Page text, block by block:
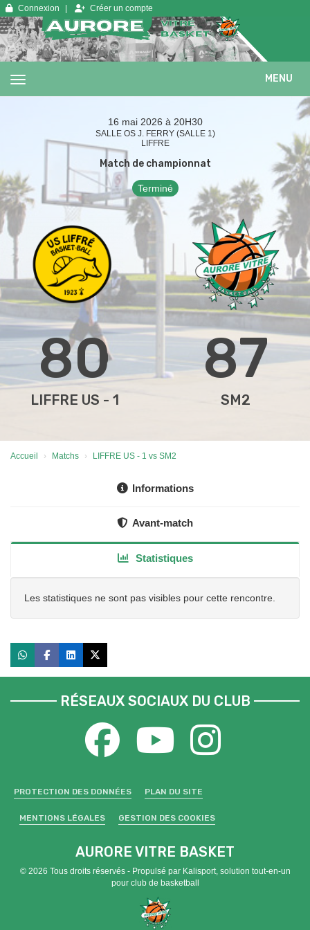
Connexion Créer un compte
MENU
16 mai 2026 à 20H30
SALLE OS J. FERRY (SALLE 1)
LIFFRE
Match de championnat
Terminé
80 87
LIFFRE US - 1 SM2
Accueil Matchs LIFFRE US - 1 vs SM2
Informations
Avant-match
Statistiques
Les statistiques ne sont pas visibles pour cette rencontre.
RÉSEAUX SOCIAUX DU CLUB
PROTECTION DES DONNÉES PLAN DU SITE
MENTIONS LÉGALES GESTION DES COOKIES
AURORE VITRE BASKET
© 2026 Tous droits réservés - Propulsé par Kalisport, solution tout-en-un
pour club de basketball
Panneau de gestion des cookies